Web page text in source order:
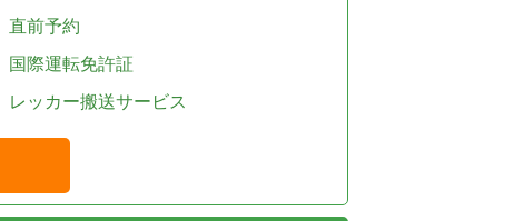
直前予約
国際運転免許証
レッカー搬送サービス